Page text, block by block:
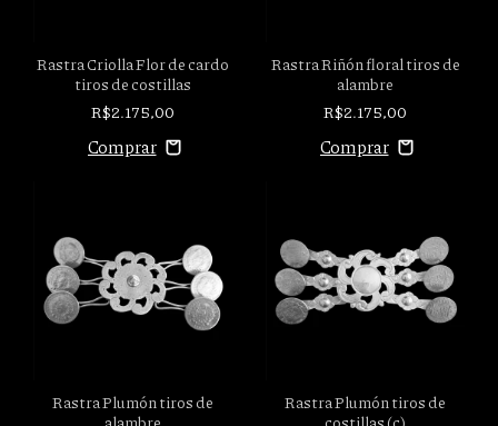
Rastra Criolla Flor de cardo
tiros de costillas
R$2.175,00
Rastra Riñón floral tiros de
alambre
R$2.175,00
Rastra Plumón tiros de
alambre
Rastra Plumón tiros de
costillas (c)